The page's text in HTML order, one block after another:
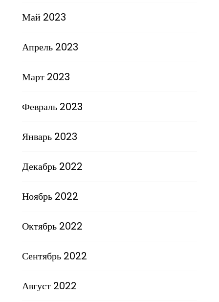
Май 2023
Апрель 2023
Март 2023
Февраль 2023
Январь 2023
Декабрь 2022
Ноябрь 2022
Октябрь 2022
Сентябрь 2022
Август 2022